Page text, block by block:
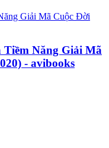
Năng Giải Mã
- avibooks